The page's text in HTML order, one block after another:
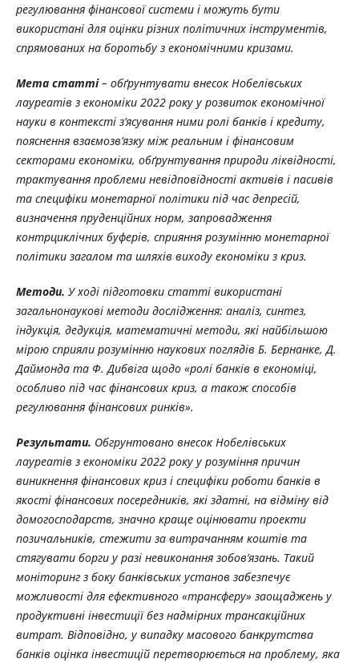
регулювання фінансової системи і можуть бути
використані для оцінки різних політичних інструментів,
спрямованих на боротьбу з економічними кризами.
Мета статті– обґрунтувати внесок Нобелівських
лауреатів з економіки 2022 року у розвиток економічної
науки в контексті з’ясування ними ролі банків і кредиту,
пояснення взаємозв’язку між реальним і фінансовим
секторами економіки, обґрунтування природи ліквідності,
трактування проблеми невідповідності активів і пасивів
та специфіки монетарної політики під час депресій,
визначення пруденційних норм, запровадження
контрциклічних буферів, сприяння розумінню монетарної
політики загалом та шляхів виходу економіки з криз.
Методи. У ході підготовки статті використані
загальнонаукові методи дослідження: аналіз, синтез,
індукція, дедукція, математичні методи, які найбільшою
мірою сприяли розумінню наукових поглядів Б. Бернанке, Д.
Даймонда та Ф. Дибвіга щодо «ролі банків в економіці,
особливо під час фінансових криз, а також способів
регулювання фінансових ринків».
Результати. Обгрунтовано внесок Нобелівських
лауреатів з економіки 2022 року у розуміння причин
виникнення фінансових криз і специфіки роботи банків в
якості фінансових посередників, які здатні, на відміну від
домогосподарств, значно краще оцінювати проекти
позичальників, стежити за витрачанням коштів та
стягувати борги у разі невиконання зобов’язань. Такий
моніторинг з боку банківських установ забезпечує
можливості для ефективного «трансферу» заощаджень у
продуктивні інвестиції без надмірних трансакційних
витрат. Відповідно, у випадку масового банкрутства
банків оцінка інвестицій перетворюється на проблему, яка